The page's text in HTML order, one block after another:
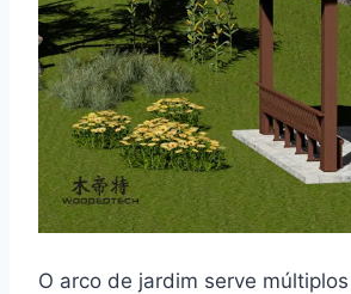
O arco de jardim serve